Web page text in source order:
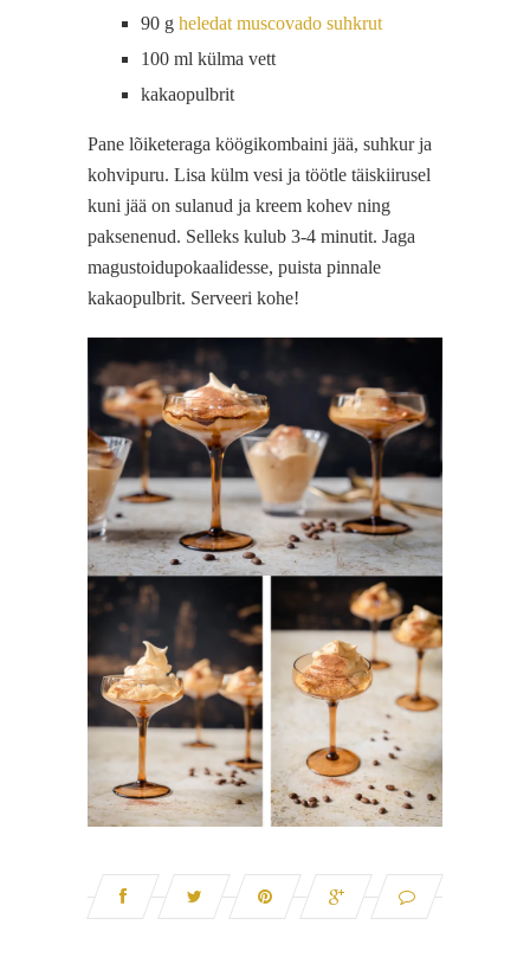
90 g heledat muscovado suhkrut
100 ml külma vett
kakaopulbrit
Pane lõiketeraga köögikombaini jää, suhkur ja
kohvipuru. Lisa külm vesi ja töötle täiskiirusel
kuni jää on sulanud ja kreem kohev ning
paksenenud. Selleks kulub 3-4 minutit. Jaga
magustoidupokaalidesse, puista pinnale
kakaopulbrit. Serveeri kohe!